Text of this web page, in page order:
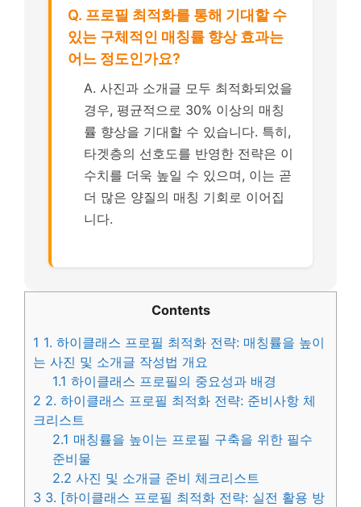
Q. 프로필 최적화를 통해 기대할 수
있는 구체적인 매칭률 향상 효과는
어느 정도인가요?
A. 사진과 소개글 모두 최적화되었을
경우, 평균적으로 30% 이상의 매칭
률 향상을 기대할 수 있습니다. 특히,
타겟층의 선호도를 반영한 전략은 이
수치를 더욱 높일 수 있으며, 이는 곧
더 많은 양질의 매칭 기회로 이어집
니다.
Contents
1 1. 하이클래스 프로필 최적화 전략: 매칭률을 높이
는 사진 및 소개글 작성법 개요
1.1 하이클래스 프로필의 중요성과 배경
2 2. 하이클래스 프로필 최적화 전략: 준비사항 체
크리스트
2.1 매칭률을 높이는 프로필 구축을 위한 필수
준비물
2.2 사진 및 소개글 준비 체크리스트
3 3. [하이클래스 프로필 최적화 전략: 실전 활용 방